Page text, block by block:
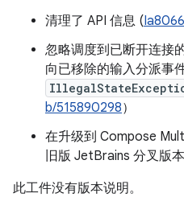
清理了 API 信息 (Ia8066
忽略调度到已断开连接
向已移除的输入分派事
b/515890298）
在升级到 Compose
旧版 JetBrains 分叉版
此工件没有版本说明。